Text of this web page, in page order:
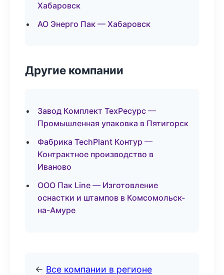
Хабаровск
АО Энерго Пак — Хабаровск
Другие компании
Завод Комплект ТехРесурс —
Промышленная упаковка в Пятигорск
Фабрика TechPlant Контур —
Контрактное производство в
Иваново
ООО Пак Line — Изготовление
оснастки и штампов в Комсомольск-
на-Амуре
← Все компании в регионе